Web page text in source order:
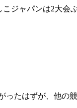
ジャパンは2大会
ったはずが、他の